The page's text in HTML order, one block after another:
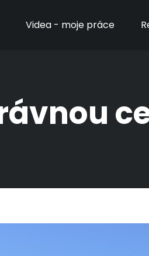
Videa - moje práce